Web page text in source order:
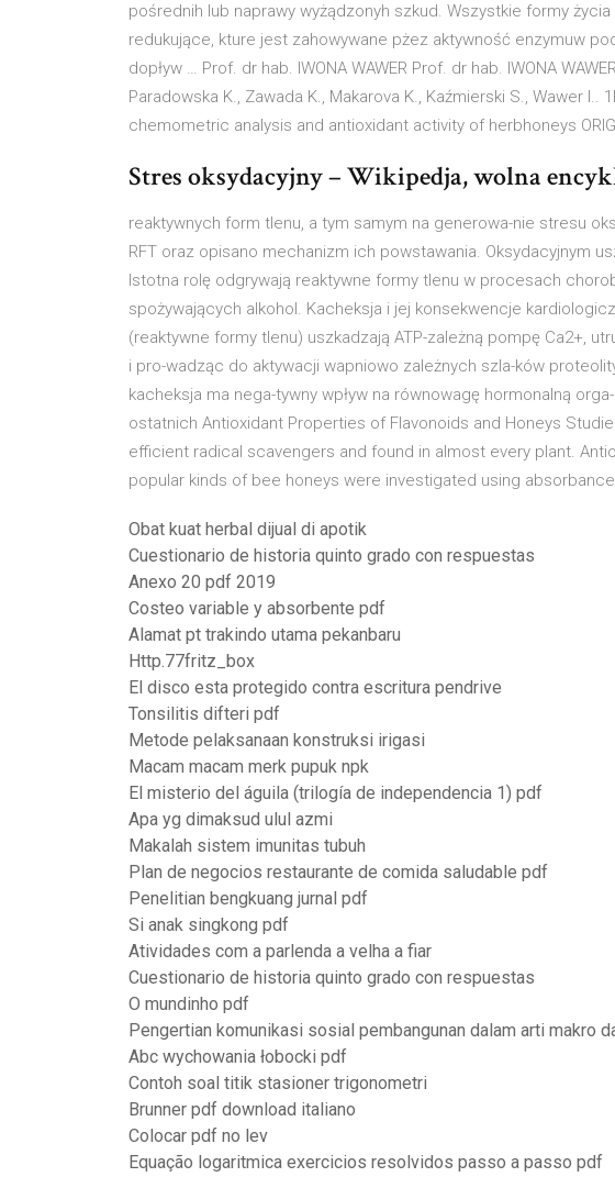
pośrednih lub naprawy wyżądzonyh szkud. Wszystkie formy
redukujące, kture jest zahowywane pżez aktywność enzymuw
dopływ … Prof. dr hab. IWONA WAWER Prof. dr hab. IWONA
Paradowska K., Zawada K., Makarova K., Kaźmierski S., Wawer I..
chemometric analysis and antioxidant activity of herbhoneys
Stres oksydacyjny – Wikipedja, wolna
reaktywnych form tlenu, a tym samym na generowa-nie stresu
RFT oraz opisano mechanizm ich powstawania. Oksydacyjnym
Istotna rolę odgrywają reaktywne formy tlenu w procesach
spożywających alkohol. Kacheksja i jej konsekwencje
(reaktywne formy tlenu) uszkadzają ATP-zależną pompę Ca2+,
i pro-wadząc do aktywacji wapniowo zależnych szla-ków
kacheksja ma nega-tywny wpływ na równowagę hormonalną
ostatnich Antioxidant Properties of Flavonoids and Honeys
efficient radical scavengers and found in almost every plant.
popular kinds of bee honeys were investigated using
Obat kuat herbal dijual di apotik
Cuestionario de historia quinto grado con respuestas
Anexo 20 pdf 2019
Costeo variable y absorbente pdf
Alamat pt trakindo utama pekanbaru
Http.77fritz_box
El disco esta protegido contra escritura pendrive
Tonsilitis difteri pdf
Metode pelaksanaan konstruksi irigasi
Macam macam merk pupuk npk
El misterio del águila (trilogía de independencia 1) pdf
Apa yg dimaksud ulul azmi
Makalah sistem imunitas tubuh
Plan de negocios restaurante de comida saludable pdf
Penelitian bengkuang jurnal pdf
Si anak singkong pdf
Atividades com a parlenda a velha a fiar
Cuestionario de historia quinto grado con respuestas
O mundinho pdf
Pengertian komunikasi sosial pembangunan dalam arti makro
Abc wychowania łobocki pdf
Contoh soal titik stasioner trigonometri
Brunner pdf download italiano
Colocar pdf no lev
Equação logaritmica exercicios resolvidos passo a passo pdf